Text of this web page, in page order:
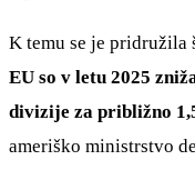
K temu se je pridružila
EU so v letu 2025
divizije za približno
ameriško ministrstvo